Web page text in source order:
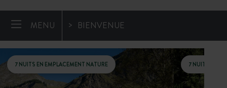
MENU BIENVENUE
7 NUITS EN EMPLACEMENT NATURE 7 NUITS EN